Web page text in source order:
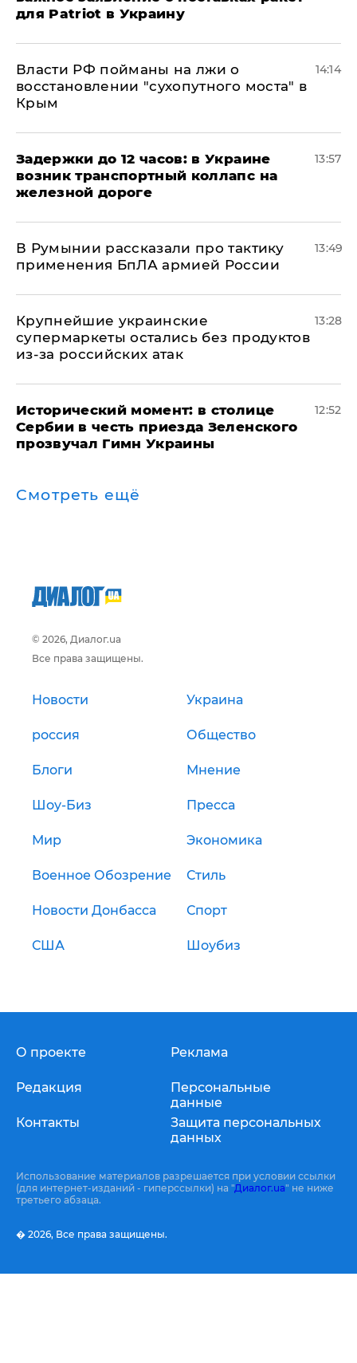
для Patriot в Украину
Власти РФ пойманы на лжи о
восстановлении "сухопутного моста" в
Крым
14:14
Задержки до 12 часов: в Украине
возник транспортный коллапс на
железной дороге
13:57
В Румынии рассказали про тактику
применения БпЛА армией России
13:49
Крупнейшие украинские
супермаркеты остались без продуктов
из-за российских атак
13:28
Исторический момент: в столице
Сербии в честь приезда Зеленского
прозвучал Гимн Украины
12:52
Смотреть ещё
© 2026, Диалог.ua
Все права защищены.
Новости Украина
россия Общество
Блоги Мнение
Шоу-Биз Пресса
Мир Экономика
Военное Обозрение Стиль
Новости Донбасса Спорт
США Шоубиз
О проекте
Редакция
Контакты
Реклама
Персональные
данные
Защита персональных
данных
Использование материалов разрешается при условии ссылки
(для интернет-изданий - гиперссылки) на "Диалог.ua" не ниже
третьего абзаца.
� 2026, Все права защищены.